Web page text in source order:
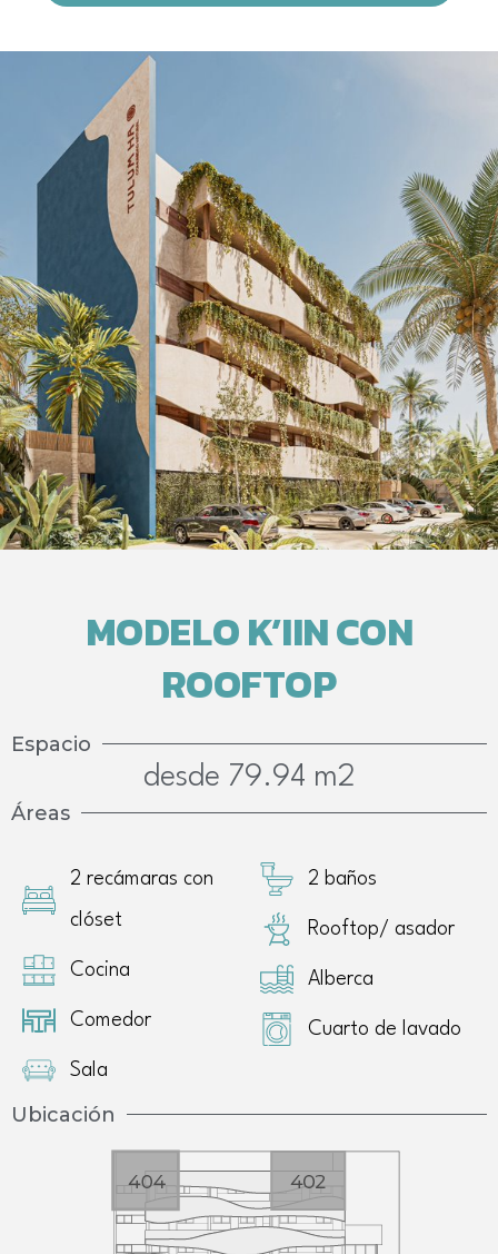
MODELO K’IIN CON
ROOFTOP
Espacio
desde 79.94 m2
Áreas
2 recámaras con
clóset
Cocina
Comedor
Sala
2 baños
Rooftop/ asador
Alberca
Cuarto de lavado
Ubicación